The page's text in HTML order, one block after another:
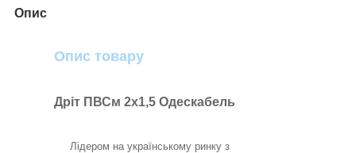
Опис
Опис товару
Дріт ПВСм 2x1,5 Одескабель
Лідером на українському ринку з